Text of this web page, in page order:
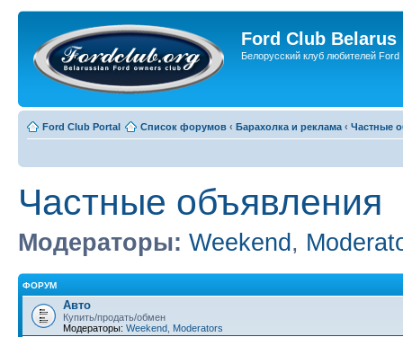
Ford Club Belarus
Белорусский клуб любителей Ford
Ford Club Portal Список форумов ‹ Барахолка и реклама ‹ Частные
Частные объявления
Модераторы: Weekend ,
ФОРУМ
Авто
Купить/продать/обмен
Модераторы: Weekend Moderators